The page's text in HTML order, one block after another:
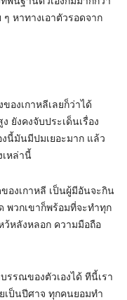
หาทางเอาตัวรอดจาก
งเกาหลีเลยก็ว่าได้
ยังคงจับประเด็นเรื่อง
นี้มันมีปมเยอะมาก แล้ว
เหล่านี้
องเกาหลี เป็นผู้มีอันจะกิน
พวกเขาก็พร้อมที่จะทำทุก
ว้หลังหลอก ความมือถือ
รรณของตัวเองได้ ทีนี้เรา
เป็นปีศาจ ทุกคนยอมทำ